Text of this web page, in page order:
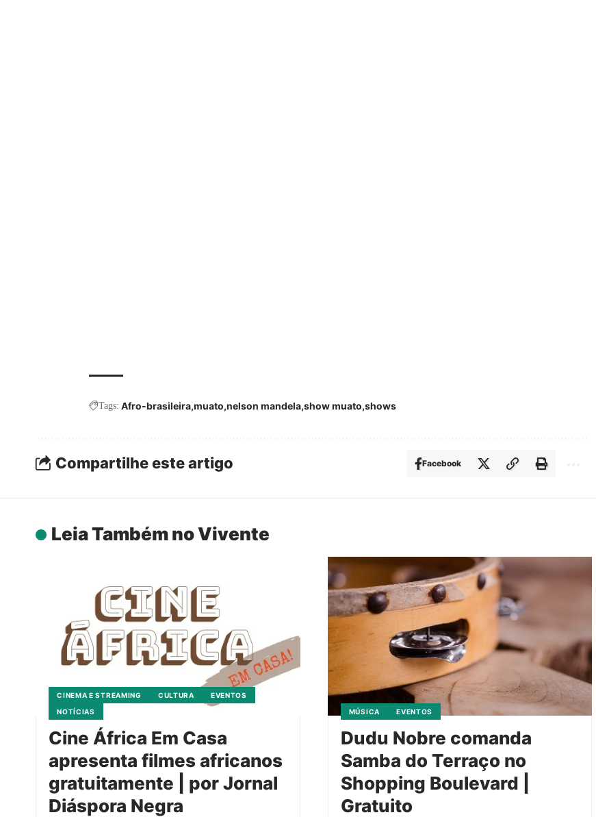
Tags: Afro-brasileira muato nelson mandela show muato shows
Compartilhe este artigo Facebook
Leia Também no Vivente
CINEMA E STREAMING CULTURA
EVENTOS
NOTÍCIAS
Cine África Em Casa
apresenta filmes africanos
gratuitamente | por Jornal
Diáspora Negra
MÚSICA EVENTOS
Dudu Nobre comanda
Samba do Terraço no
Shopping Boulevard |
Gratuito